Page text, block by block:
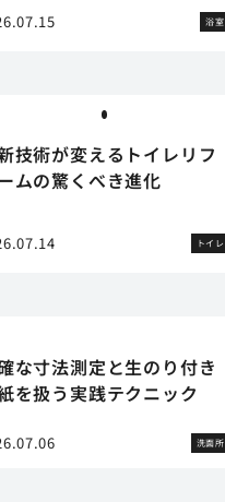
浴室
技術が変えるトイレリフ
ムの驚くべき進化
トイレ
な寸法測定と生のり付き
を扱う実践テクニック
洗面所